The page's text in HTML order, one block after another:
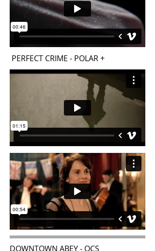
PERFECT CRIME - POLAR +
DOWNTOWN ABEY - OCS